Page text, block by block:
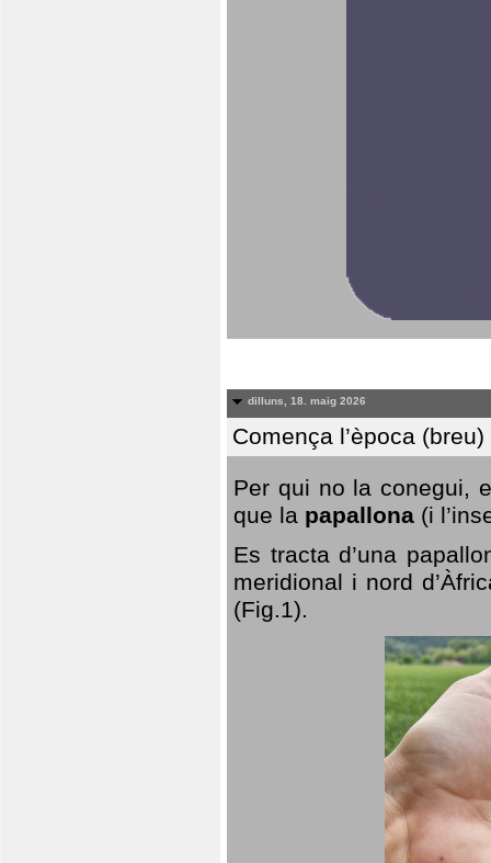
dilluns, 18. maig 2026
Comença l’època
Per qui no la conegui,
que la papallona (i
Es tracta d’una
meridional i nord
(Fig.1).